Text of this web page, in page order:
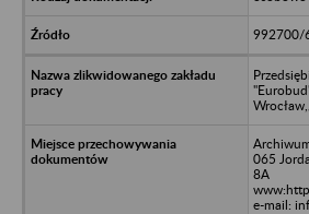
992700/
065
8A
e-mail: